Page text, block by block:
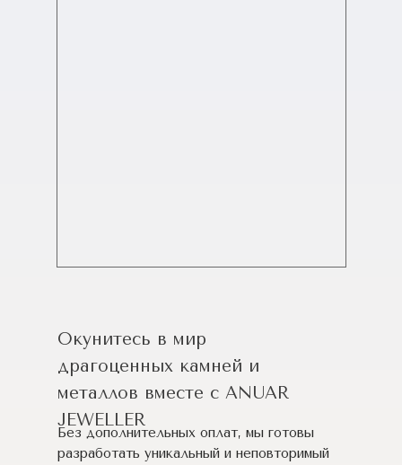
Окунитесь в мир
драгоценных камней и
металлов вместе с ANUAR
JEWELLER
Без дополнительных оплат, мы готовы
разработать уникальный и неповторимый